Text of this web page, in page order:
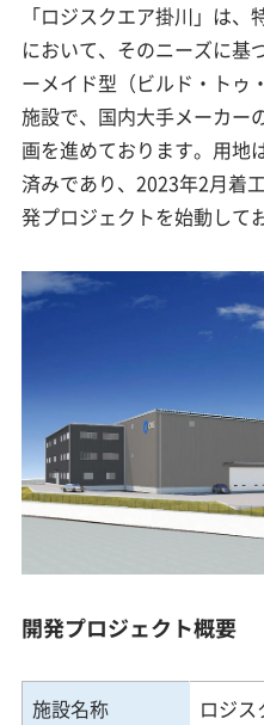
「ロジスクエア掛川」は
において、そのニーズに基
ーメイド型（ビルド・トゥ
施設で、国内大手メーカー
画を進めております。用地
済みであり、2023年2月着
発プロジェクトを始動して
開発プロジェクト概要
施設名称
ロジス